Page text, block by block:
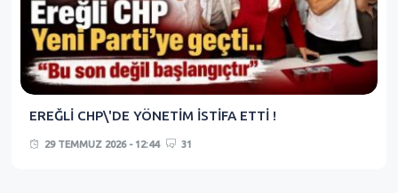
EREĞLİ CHP\'DE YÖNETİM İSTİFA ETTİ !
29 TEMMUZ 2026 - 12:44 31